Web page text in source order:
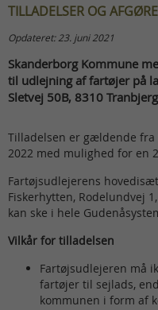
TILLADELSER OG
Opdateret: 23. juni 2021
Skanderborg Kommune
til udlejning af fartøjer på
Sletvej 50B, 8310
Tilladelsen er gældende
2022 med mulighed for en
Fartøjsudlejerens
Fiskerhytten, Rodelundvej
kan ske i hele
Vilkår for tilladelsen
Fartøjsudlejeren må
fartøjer til sejlads,
kommunen i form af